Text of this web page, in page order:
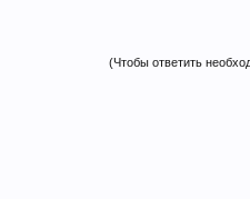
(Чтобы ответить